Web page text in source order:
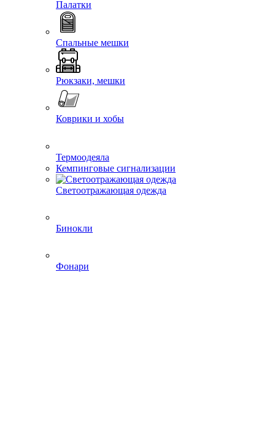
Палатки
Спальные мешки
Рюкзаки, мешки
Коврики и хобы
Термоодеяла
Кемпинговые сигнализации
Светоотражающая одежда
Бинокли
Фонари